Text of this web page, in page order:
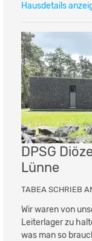
Hausdetails
DPSG
Lünne
TABEA SCHRIEB
Wir waren von
Leiterlager zu
was man so